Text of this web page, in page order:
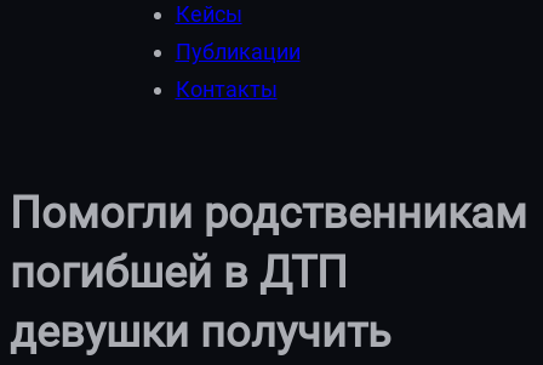
Кейсы
Публикации
Контакты
Помогли родственникам
погибшей в ДТП
девушки получить